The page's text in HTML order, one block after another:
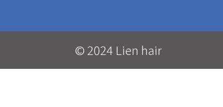
© 2024 Lien hair